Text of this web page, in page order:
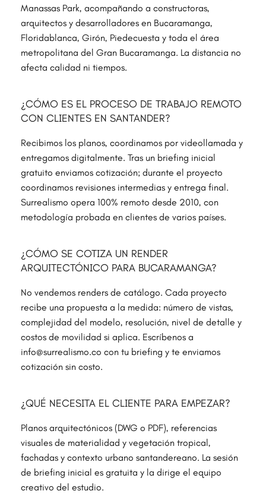
Manassas Park, acompañando a constructoras,
arquitectos y desarrolladores en Bucaramanga,
Floridablanca, Girón, Piedecuesta y toda el área
metropolitana del Gran Bucaramanga. La distancia no
afecta calidad ni tiempos.
¿CÓMO ES EL PROCESO DE TRABAJO REMOTO
CON CLIENTES EN SANTANDER?
Recibimos los planos, coordinamos por videollamada y
entregamos digitalmente. Tras un briefing inicial
gratuito enviamos cotización; durante el proyecto
coordinamos revisiones intermedias y entrega final.
Surrealismo opera 100% remoto desde 2010, con
metodología probada en clientes de varios países.
¿CÓMO SE COTIZA UN RENDER
ARQUITECTÓNICO PARA BUCARAMANGA?
No vendemos renders de catálogo. Cada proyecto
recibe una propuesta a la medida: número de vistas,
complejidad del modelo, resolución, nivel de detalle y
costos de movilidad si aplica. Escríbenos a
info@surrealismo.co con tu briefing y te enviamos
cotización sin costo.
¿QUÉ NECESITA EL CLIENTE PARA EMPEZAR?
Planos arquitectónicos (DWG o PDF), referencias
visuales de materialidad y vegetación tropical,
fachadas y contexto urbano santandereano. La sesión
de briefing inicial es gratuita y la dirige el equipo
creativo del estudio.